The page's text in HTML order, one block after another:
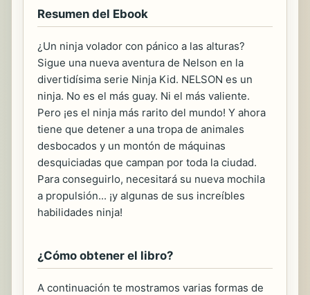
Resumen del Ebook
¿Un ninja volador con pánico a las alturas?
Sigue una nueva aventura de Nelson en la
divertidísima serie Ninja Kid. NELSON es un
ninja. No es el más guay. Ni el más valiente.
Pero ¡es el ninja más rarito del mundo! Y ahora
tiene que detener a una tropa de animales
desbocados y un montón de máquinas
desquiciadas que campan por toda la ciudad.
Para conseguirlo, necesitará su nueva mochila
a propulsión... ¡y algunas de sus increíbles
habilidades ninja!
¿Cómo obtener el libro?
A continuación te mostramos varias formas de